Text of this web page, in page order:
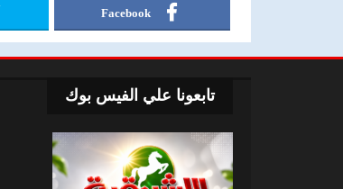
Facebook
تابعونا علي الفيس بوك